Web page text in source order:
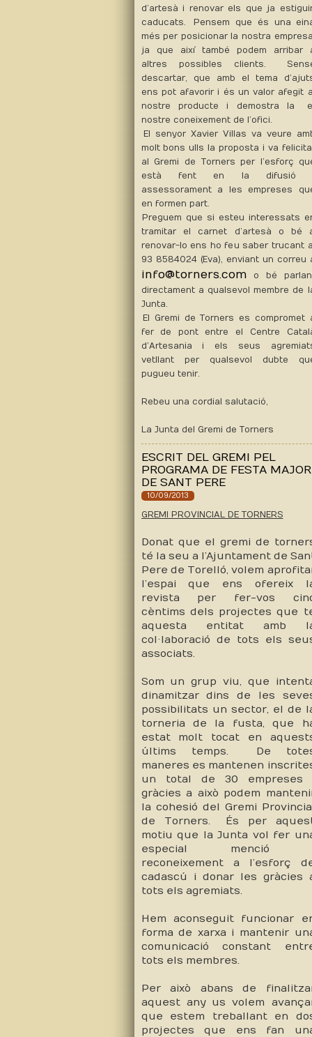
d’artesà i renovar els que ja
caducats. Pensem que és una
més per posicionar la nostra
ja que així també podem arribar
altres possibles clients.
descartar, que amb el tema
ens pot afavorir i és un valor afegit al
nostre producte i demostra la el
nostre coneixement de l’ofici.
El senyor Xavier Villas va veure
molt bons ulls la proposta i va
al Gremi de Torners per l’esforç
està fent en la difusió
assessorament a les empreses
en formen part.
Preguem que si esteu interessats
tramitar el carnet d’artesà o bé
renovar-lo ens ho feu saber trucant al
93 8584024 (Eva), enviant un correu
info@torners.com o bé
directament a qualsevol membre de
Junta.
El Gremi de Torners es compromet
fer de pont entre el Centre
d’Artesania i els seus
vetllant per qualsevol dubte
pugueu tenir.
Rebeu una cordial salutació,
La Junta del Gremi de Torners
ESCRIT DEL GREMI PEL
PROGRAMA DE FESTA MAJOR
DE SANT PERE
10/09/2013
GREMI PROVINCIAL DE TORNERS
Donat que el gremi de
té la seu a l’Ajuntament de
Pere de Torelló, volem
l’espai que ens ofereix
revista per fer-vos
cèntims dels projectes que
aquesta entitat amb
col·laboració de tots els
associats.
Som un grup viu, que
dinamitzar dins de les
possibilitats un sector, el de
torneria de la fusta, que
estat molt tocat en
últims temps. De
maneres es mantenen
un total de 30 empreses
gràcies a això podem
la cohesió del Gremi
de Torners. És per
motiu que la Junta vol fer
especial menció
reconeixement a l’esforç
cadascú i donar les gràcies
tots els agremiats.
Hem aconseguit funcionar
forma de xarxa i mantenir
comunicació constant
tots els membres.
Per això abans de
aquest any us volem
que estem treballant en
projectes que ens fan